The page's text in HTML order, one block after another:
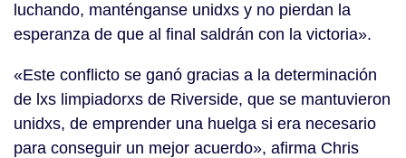
luchando, manténganse unidxs y no pierdan la
esperanza de que al final saldrán con la victoria».
«Este conflicto se ganó gracias a la determinación
de lxs limpiadorxs de Riverside, que se mantuvieron
unidxs, de emprender una huelga si era necesario
para conseguir un mejor acuerdo», afirma Chris